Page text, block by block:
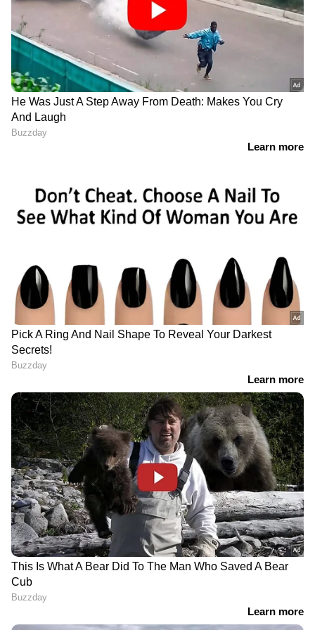
ഇക്കാര്യങ്ങൾ ഉറപ്പാക്കണമെന്നും പൊലീസ്
പറയുന്നു.
Related Articles
യാത്ര പോകുന്ന തിരക്കിൽ തേപ്പുപെട്ടി
ഓഫാക്കാൻ മറന്നു, കോട്ടയത്ത് വീടിന്
തീപിടിച്ചു, വൻ നാശം
യൂട്യൂബർ തൊപ്പിക്കും ഗ്യാങ്ങിനുമെതിരെ
അന്വേഷണത്തിന് പൊലീസ്, നേരിടുന്നത്
ഗുരുതര കുറ്റങ്ങൾ
DOWNLOAD APP
അറിയാൻ
Malayalam Newsഅപ്‌ഡേറ്റുകളും
ആഴത്തിലുള്ള വിശകലനവും സമഗ്രമായ
റിപ്പോർട്ടിംഗും — എല്ലാം ഒരൊറ്റ സ്ഥലത്ത്.
വിശ്വസനീയമായ വാർത്തകൾ ലഭിക്കാൻ
Asianet News Malayalam
RECOMMENDED STORIES